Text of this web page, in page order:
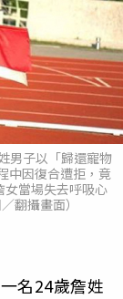
男子以「歸還寵物
中因復合遭拒，竟
女當場失去呼吸心
翻攝畫面）
名24歲詹姓